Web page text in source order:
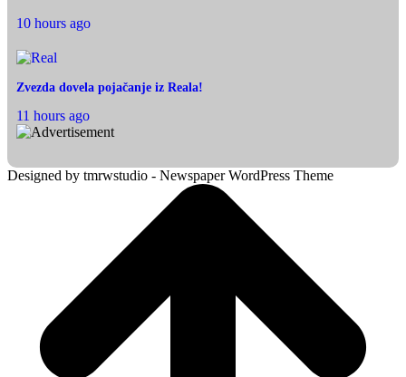
10 hours ago
Zvezda dovela pojačanje iz Reala!
11 hours ago
Designed by tmrwstudio - Newspaper WordPress Theme